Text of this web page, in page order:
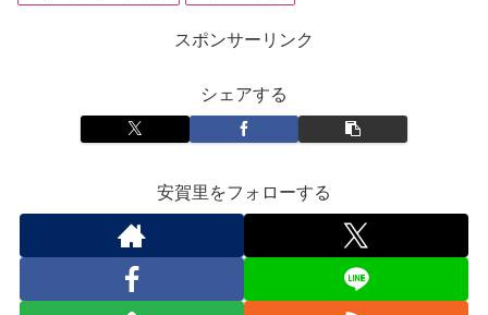
スポンサーリンク
シェアする
安賀里をフォローする